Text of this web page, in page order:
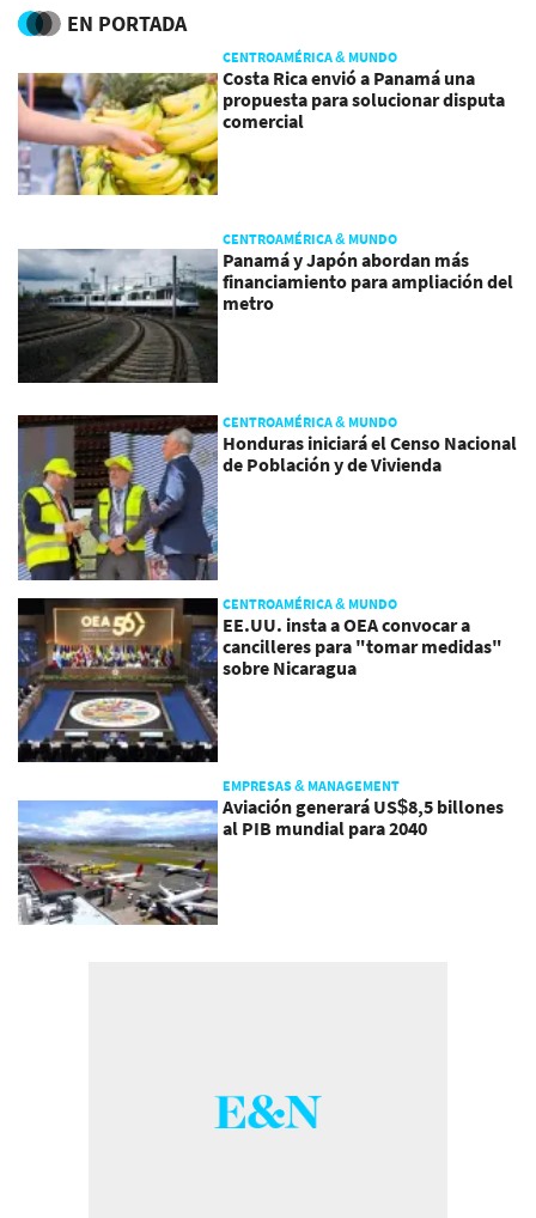
EN PORTADA
CENTROAMÉRICA & MUNDO
Costa Rica envió a Panamá una
propuesta para solucionar disputa
comercial
CENTROAMÉRICA & MUNDO
Panamá y Japón abordan más
financiamiento para ampliación del
metro
CENTROAMÉRICA & MUNDO
Honduras iniciará el Censo Nacional
de Población y de Vivienda
CENTROAMÉRICA & MUNDO
EE.UU. insta a OEA convocar a
cancilleres para "tomar medidas"
sobre Nicaragua
EMPRESAS & MANAGEMENT
Aviación generará US$8,5 billones
al PIB mundial para 2040